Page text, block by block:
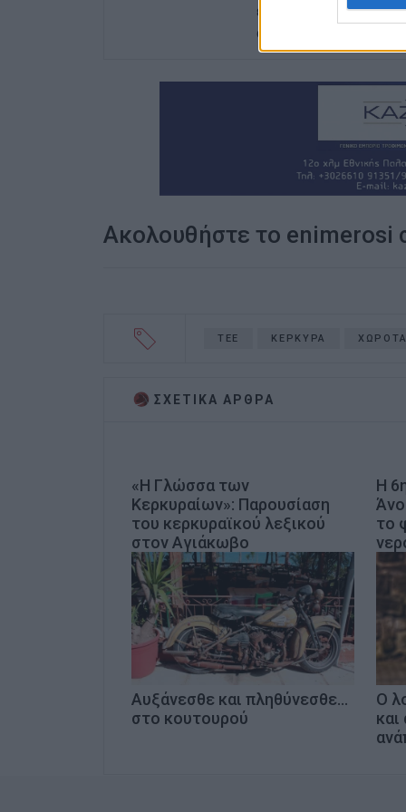
ενδιαφέρον του για τα
ανιδιοτελής
Ακολουθήστε το enimerosi
ΤΕΕ ΚΕΡΚΥΡΑ
ΣΧΕΤΙΚA AΡΘΡΑ
«Η Γλώσσα των
Κερκυραίων»: Παρουσίαση
του κερκυραϊκού λεξικού
στον Αγιάκωβο
Η
το
Αυξάνεσθε και πληθύνεσθε...
στο κουτουρού
Ο